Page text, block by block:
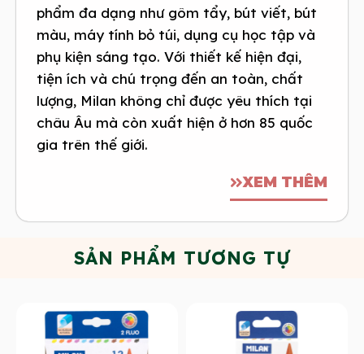
phẩm đa dạng như gôm tẩy, bút viết, bút
màu, máy tính bỏ túi, dụng cụ học tập và
phụ kiện sáng tạo. Với thiết kế hiện đại,
tiện ích và chú trọng đến an toàn, chất
lượng, Milan không chỉ được yêu thích tại
châu Âu mà còn xuất hiện ở hơn 85 quốc
gia trên thế giới.
XEM THÊM
SẢN PHẨM TƯƠNG TỰ